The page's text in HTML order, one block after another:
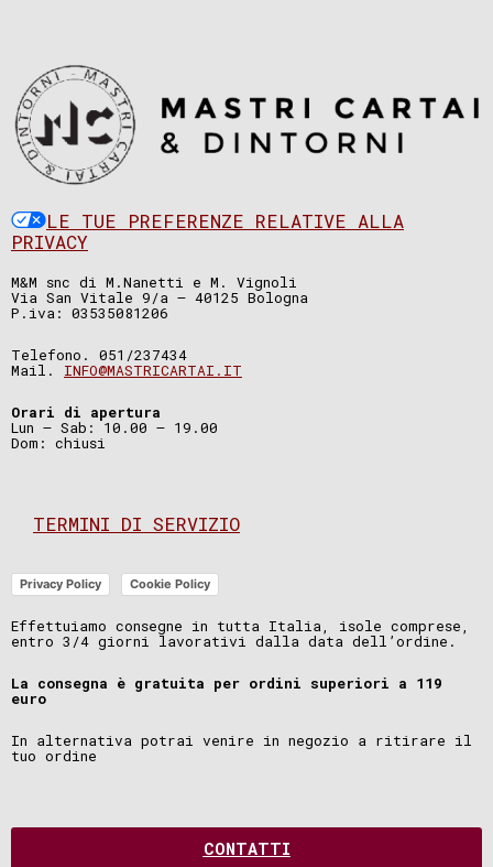
LE TUE PREFERENZE RELATIVE ALLA
PRIVACY
M&M snc di M.Nanetti e M. Vignoli
Via San Vitale 9/a – 40125 Bologna
P.iva: 03535081206
Telefono. 051/237434
Mail. INFO@MASTRICARTAI.IT
Orari di apertura
Lun – Sab: 10.00 – 19.00
Dom: chiusi
TERMINI DI SERVIZIO
Privacy Policy Cookie Policy
Effettuiamo consegne in tutta Italia, isole comprese,
entro 3/4 giorni lavorativi dalla data dell’ordine.
La consegna è gratuita per ordini superiori a 119
euro
In alternativa potrai venire in negozio a ritirare il
tuo ordine
CONTATTI